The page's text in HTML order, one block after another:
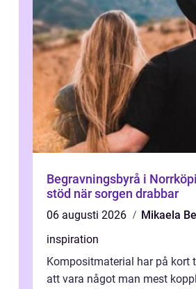
Begravningsbyrå i
stöd när sorgen drabbar
06 augusti 2026
Mikaela
inspiration
Kompositmaterial har på kort
att vara något man mest